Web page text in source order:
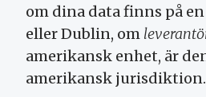
om dina data finns på
eller Dublin, om
amerikansk enhet, är
amerikansk jurisdiktion.